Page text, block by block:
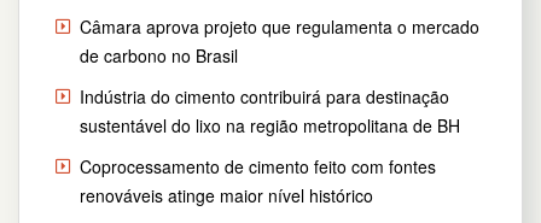
Câmara aprova projeto que regulamenta o mercado
de carbono no Brasil
Indústria do cimento contribuirá para destinação
sustentável do lixo na região metropolitana de BH
Coprocessamento de cimento feito com fontes
renováveis atinge maior nível histórico